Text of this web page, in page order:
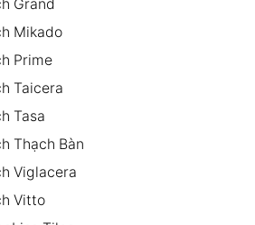
Grand
Mikado
Prime
Taicera
Tasa
Thạch Bàn
Viglacera
Vitto